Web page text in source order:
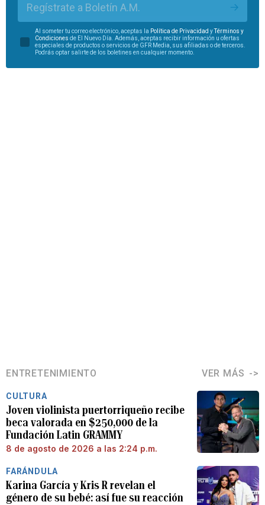
Regístrate a Boletín A.M.
Al someter tu correo electrónico, aceptas la Política de Privacidad yTérminos y
Condiciones de El Nuevo Día. Además, aceptas recibir información u ofertas
especiales de productos o servicios de GFR Media, sus afiliadas o de terceros.
Podrás optar salirte de los boletines en cualquier momento.
ENTRETENIMIENTO VER MÁS
CULTURA
Joven violinista puertorriqueño recibe
beca valorada en $250,000 de la
Fundación Latin GRAMMY
8 de agosto de 2026 a las 2:24 p.m.
FARÁNDULA
Karina García y Kris R revelan el
género de su bebé: así fue su reacción